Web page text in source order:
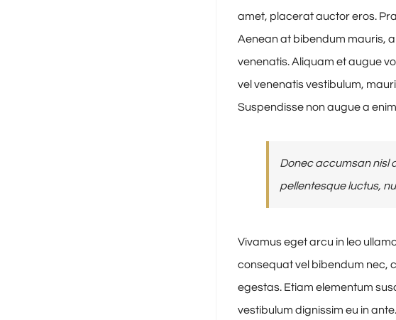
amet, placerat auctor eros.
Aenean at bibendum mauris,
venenatis. Aliquam et augue
vel venenatis vestibulum,
Suspendisse non augue a
Donec accumsan nisl
pellentesque luctus,
Vivamus eget arcu in leo
consequat vel bibendum nec,
egestas. Etiam elementum
vestibulum dignissim eu in